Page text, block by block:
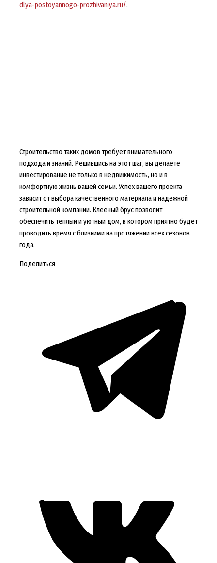
dlya-postoyannogo-prozhivaniya.ru/.
Строительство таких домов требует внимательного
подхода и знаний. Решившись на этот шаг, вы делаете
инвестирование не только в недвижимость, но и в
комфортную жизнь вашей семьи. Успех вашего проекта
зависит от выбора качественного материала и надежной
строительной компании. Клееный брус позволит
обеспечить теплый и уютный дом, в котором приятно будет
проводить время с близкими на протяжении всех сезонов
года.
Поделиться